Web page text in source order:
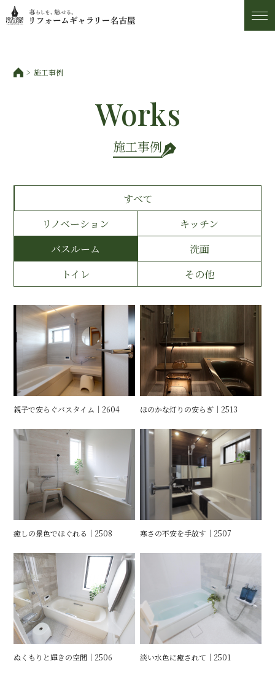
アフター・保証サービス
ショールーム・アクセス
運営会社情報
来店予約
お問い合わせ
施工事例
施工事例
Works
すべて
リノベーション
キッチン
バスルーム
洗面
トイレ
その他
親子で安らぐバスタイム｜2604 ほのかな灯りの安らぎ｜2513
癒しの景色でほぐれる｜2508 寒さの不安を手放す｜2507
ぬくもりと輝きの空間｜2506 淡い水色に癒されて｜2501